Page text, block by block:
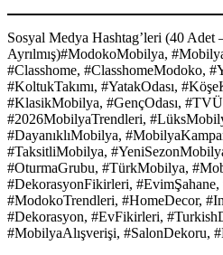
Sosyal Medya Hashtag’leri (40 Adet
Ayrılmış)#ModokoMobilya,
#Classhome, #ClasshomeModoko,
#KoltukTakımı, #YatakOdası,
#KlasikMobilya, #GençOdası,
#2026MobilyaTrendleri,
#DayanıklıMobilya,
#TaksitliMobilya,
#OturmaGrubu, #TürkMobilya,
#DekorasyonFikirleri,
#ModokoTrendleri, #HomeDecor,
#Dekorasyon, #EvFikirleri,
#MobilyaAlışverişi, #SalonDekoru,